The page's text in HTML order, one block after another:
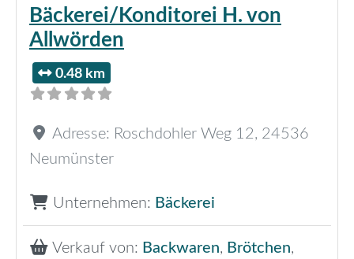
Bäckerei/Konditorei H. von
Allwörden
0.48 km
Adresse: Roschdohler Weg 12, 24536
Neumünster
Unternehmen: Bäckerei
Verkauf von: Backwaren, Brötchen,